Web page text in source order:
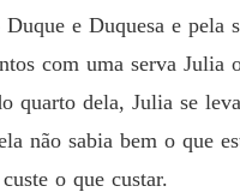
e Duquesa e pela
com uma serva Julia
dela, Julia se
não sabia bem o que
o que custar.